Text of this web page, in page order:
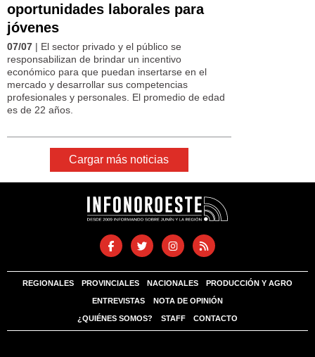
oportunidades laborales para
jóvenes
07/07 | El sector privado y el público se
responsabilizan de brindar un incentivo
económico para que puedan insertarse en el
mercado y desarrollar sus competencias
profesionales y personales. El promedio de edad
es de 22 años.
Cargar más noticias
REGIONALES PROVINCIALES NACIONALES PRODUCCIÓN Y AGRO
ENTREVISTAS NOTA DE OPINIÓN
¿QUIÉNES SOMOS? STAFF CONTACTO